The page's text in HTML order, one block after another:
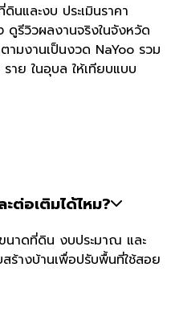
นและงบ ประเมินราคา
ดูรีวิวผลงานจริงในจังหวัด
มงานเป็นงวด NaYoo รวม
าย ในอุบล ให้เทียบแบบ
ต่อเติมได้ไหม?
นาดที่ดิน งบประมาณ และ
างบ้านเพื่อปรับพื้นที่ใช้สอย